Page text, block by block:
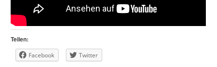
Teilen:
Facebook Twitter